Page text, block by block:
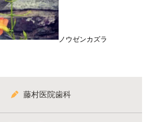
ノウゼンカズラ
藤村医院歯科